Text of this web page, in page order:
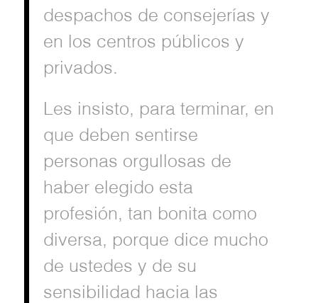
despachos de consejerías y
en los centros públicos y
privados.
Les insisto, para terminar, en
que deben sentirse
personas orgullosas de
haber elegido esta
profesión, tan bonita como
diversa, porque dice mucho
de ustedes y de su
sensibilidad hacia las